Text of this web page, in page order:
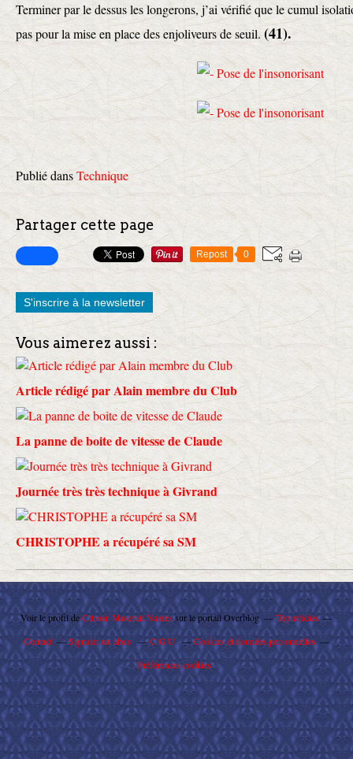
Terminer par le dessus les longerons, j’ai vérifié que le cumul
pas pour la mise en place des enjoliveurs de seuil. (41).
Publié dansTechnique
Partager cette page
Repost 0
S'inscrire à la newsletter
Vous aimerez aussi :
Article rédigé par Alain membre du Club
La panne de boite de vitesse de Claude
Journée très très technique à Givrand
CHRISTOPHE a récupéré sa SM
Voir le profil deCitroën Maserati Nantessur le portail Overblog
Top articles
Contact
Signaler un abus C.G.U.
Cookies et données personnelles
Préférences cookies